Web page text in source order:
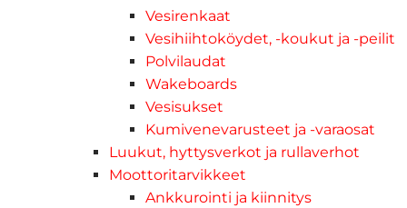
Vesirenkaat
Vesihiihtoköydet, -koukut ja -peilit
Polvilaudat
Wakeboards
Vesisukset
Kumivenevarusteet ja -varaosat
Luukut, hyttysverkot ja rullaverhot
Moottoritarvikkeet
Ankkurointi ja kiinnitys